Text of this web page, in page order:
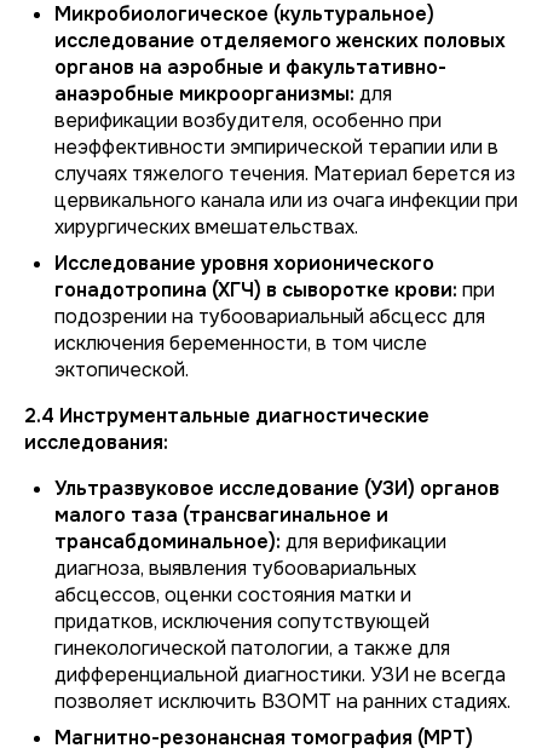
Микробиологическое (культуральное)
исследование отделяемого женских половых
органов на аэробные и факультативно-
анаэробные микроорганизмы: для
верификации возбудителя, особенно при
неэффективности эмпирической терапии или в
случаях тяжелого течения. Материал берется из
цервикального канала или из очага инфекции при
хирургических вмешательствах.
Исследование уровня хорионического
гонадотропина (ХГЧ) в сыворотке крови: при
подозрении на тубоовариальный абсцесс для
исключения беременности, в том числе
эктопической.
2.4 Инструментальные диагностические
исследования:
Ультразвуковое исследование (УЗИ) органов
малого таза (трансвагинальное и
трансабдоминальное): для верификации
диагноза, выявления тубоовариальных
абсцессов, оценки состояния матки и
придатков, исключения сопутствующей
гинекологической патологии, а также для
дифференциальной диагностики. УЗИ не всегда
позволяет исключить ВЗОМТ на ранних стадиях.
Магнитно-резонансная томография (МРТ)